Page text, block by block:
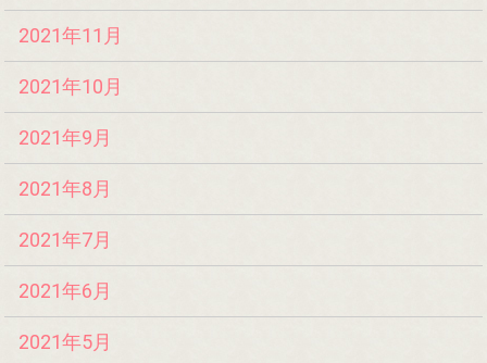
2021年11月
2021年10月
2021年9月
2021年8月
2021年7月
2021年6月
2021年5月